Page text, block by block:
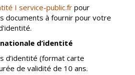
Archives du
vendredi
Sports
Piscine Charles
Moreira
I service-public.fr pour
documents à fournir pour votre
d’identité
d’identité (format carte
de validité de 10 ans.